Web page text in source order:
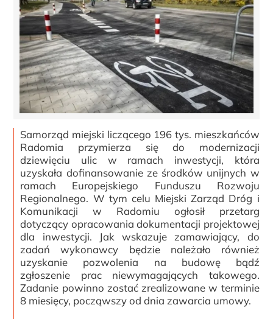
Samorząd miejski liczącego 196 tys. mieszkańców
Radomia przymierza się do modernizacji
dziewięciu ulic w ramach inwestycji, która
uzyskała dofinansowanie ze środków unijnych w
ramach Europejskiego Funduszu Rozwoju
Regionalnego. W tym celu Miejski Zarząd Dróg i
Komunikacji w Radomiu ogłosił przetarg
dotyczący opracowania dokumentacji projektowej
dla inwestycji. Jak wskazuje zamawiający, do
zadań wykonawcy będzie należało również
uzyskanie pozwolenia na budowę bądź
zgłoszenie prac niewymagających takowego.
Zadanie powinno zostać zrealizowane w terminie
8 miesięcy, począwszy od dnia zawarcia umowy.